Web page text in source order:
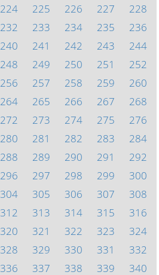
224 225 226 227
228
232 233 234 235
236
240 241 242 243
244
248 249 250 251
252
256 257 258 259
260
264 265 266 267
268
272 273 274 275
276
280 281 282 283
284
288 289 290 291
292
296 297 298 299
300
304 305 306 307
308
312 313 314 315
316
320 321 322 323
324
328 329 330 331
332
336 337 338 339 340